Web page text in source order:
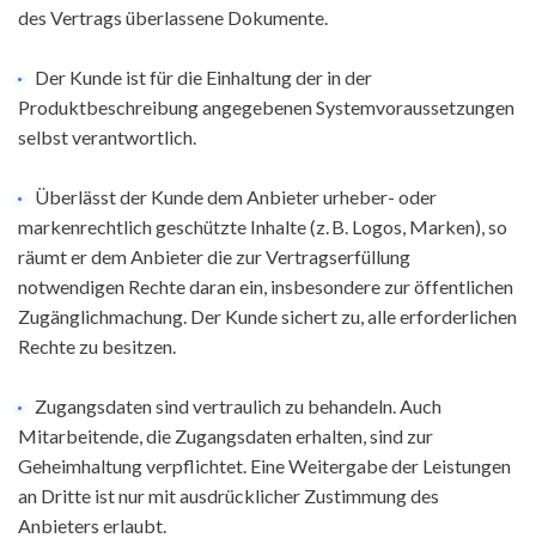
des Vertrags überlassene Dokumente.
Der Kunde ist für die Einhaltung der in der
Produktbeschreibung angegebenen Systemvoraussetzungen
selbst verantwortlich.
Überlässt der Kunde dem Anbieter urheber- oder
markenrechtlich geschützte Inhalte (z. B. Logos, Marken), so
räumt er dem Anbieter die zur Vertragserfüllung
notwendigen Rechte daran ein, insbesondere zur öffentlichen
Zugänglichmachung. Der Kunde sichert zu, alle erforderlichen
Rechte zu besitzen.
Zugangsdaten sind vertraulich zu behandeln. Auch
Mitarbeitende, die Zugangsdaten erhalten, sind zur
Geheimhaltung verpflichtet. Eine Weitergabe der Leistungen
an Dritte ist nur mit ausdrücklicher Zustimmung des
Anbieters erlaubt.